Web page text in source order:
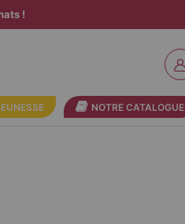
!
NOTRE CATALOGUE